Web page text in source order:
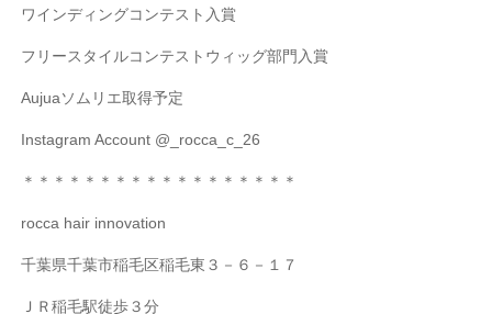
ワインディングコンテスト入賞
フリースタイルコンテストウィッグ部門入賞
Aujuaソムリエ取得予定
Instagram Account @_rocca_c_26
＊＊＊＊＊＊＊＊＊＊＊＊＊＊＊＊＊＊
rocca hair innovation
千葉県千葉市稲毛区稲毛東３－６－１７
ＪＲ稲毛駅徒歩３分